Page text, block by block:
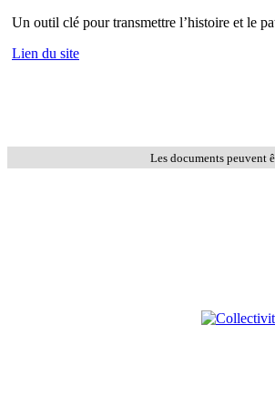
Un outil clé pour transmettre l’histoire et le
Lien du site
Les documents peuvent